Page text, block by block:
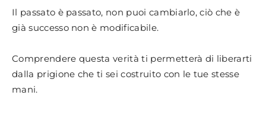
Il passato è passato, non puoi cambiarlo, ciò che è
già successo non è modificabile.
Comprendere questa verità ti permetterà di liberarti
dalla prigione che ti sei costruito con le tue stesse
mani.